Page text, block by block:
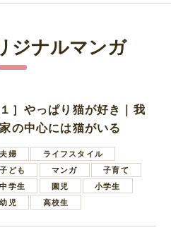
ジナルマンガ
１］やっぱり猫が好き｜我
の中心には猫がいる
夫婦
ライフスタイル
子ども
マンガ
子育て
中学生
園児
小学生
幼児
高校生